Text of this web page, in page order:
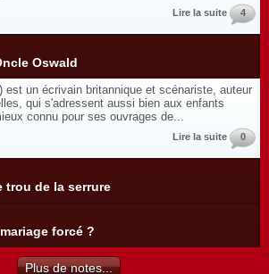
Lire la suite 4
Oswald
est un écrivain britannique et scénariste, auteur
qui s'adressent aussi bien aux enfants
connu pour ses ouvrages de...
Lire la suite 0
trou de la serrure
forcé ?
Plus de notes...